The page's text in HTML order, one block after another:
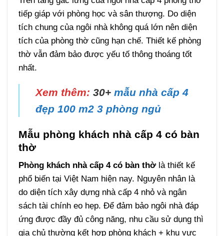
tiếp giáp với phòng học và sân thượng. Do diện
tích chung của ngôi nhà không quá lớn nên diện
tích của phòng thờ cũng hạn chế. Thiết kế phòng
thờ vẫn đảm bảo được yếu tố thông thoáng tốt
nhất.
Xem thêm: 30+ mẫu nhà cấp 4
đẹp 100 m2 3 phòng ngủ
Mẫu phòng khách nhà cấp 4 có bàn
thờ
Phòng khách nhà cấp 4 có bàn thờlà thiết kế
phổ biến tại Việt Nam hiện nay. Nguyên nhân là
do diện tích xây dựng nhà cấp 4 nhỏ và ngân
sách tài chính eo hẹp. Để đảm bảo ngôi nhà đáp
ứng được đầy đủ công năng, nhu cầu sử dụng thì
gia chủ thường kết hợp phòng khách + khu vực